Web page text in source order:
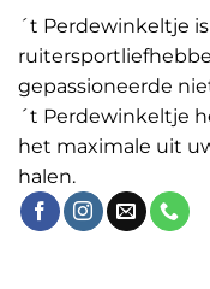
´t Perdewinkeltje
gepassioneerde
´t Perdewinkeltje
het maximale uit
halen.